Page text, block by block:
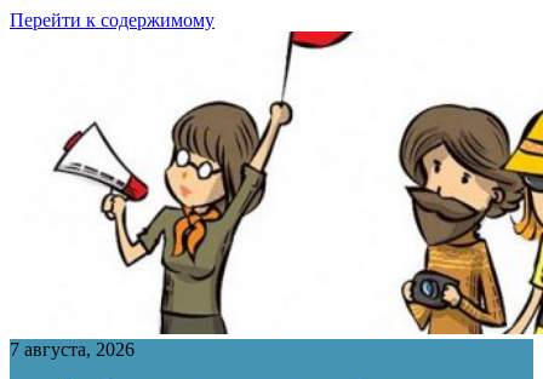
Перейти к содержимому
7 августа, 2026